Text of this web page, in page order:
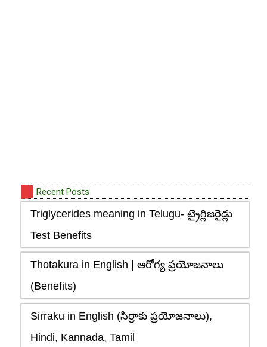
Recent Posts
Triglycerides meaning in Telugu- ట్రైగ్లిజరైడ్లు
Test Benefits
Thotakura in English | ఆరోగ్య ప్రయోజనాలు
(Benefits)
Sirraku in English (సిర్రాకు ప్రయోజనాలు),
Hindi, Kannada, Tamil